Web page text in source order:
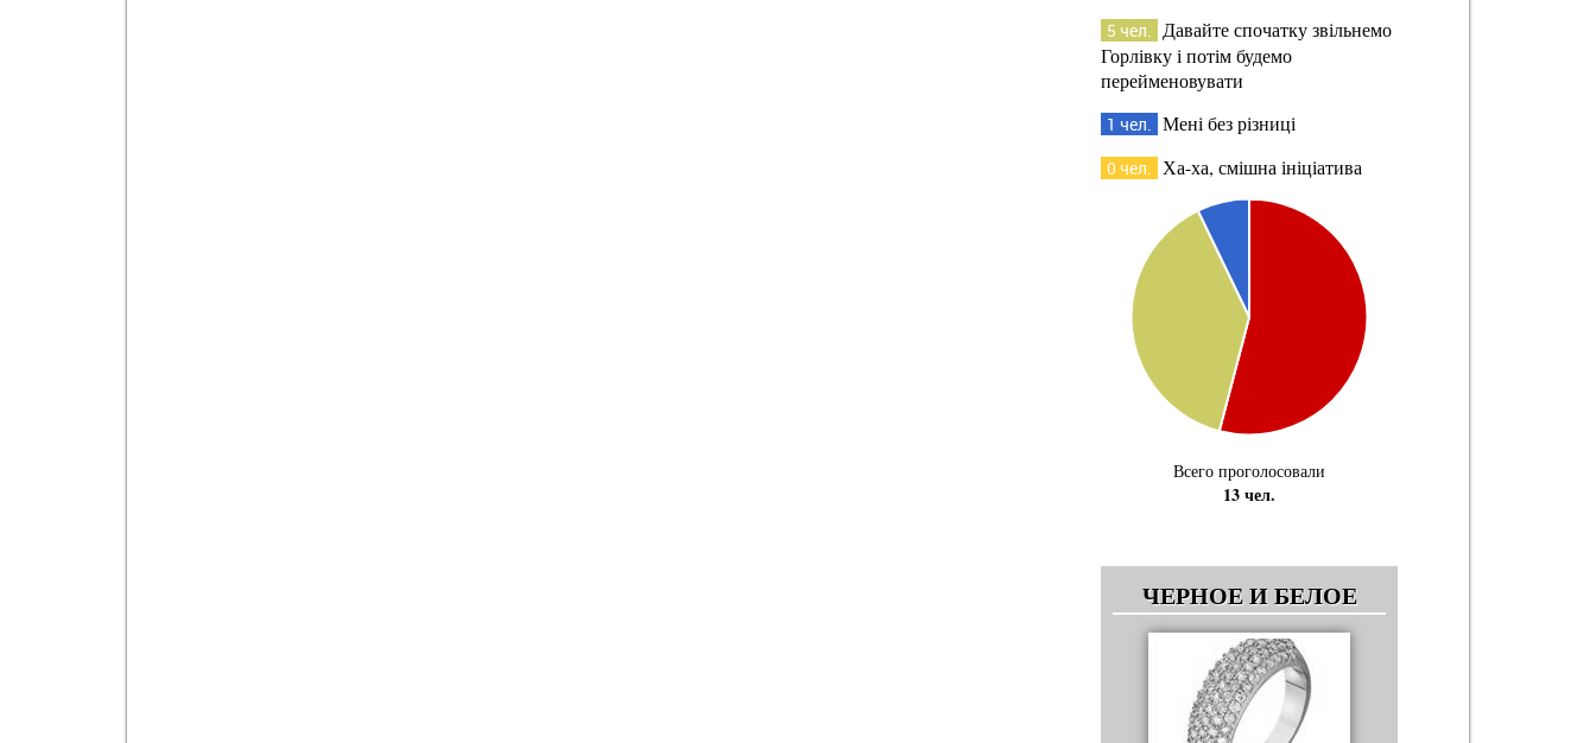
5 чел. Давайте спочатку звільнемо
Горлівку і потім будемо
перейменовувати
1 чел. Мені без різниці
0 чел. Ха-ха, смішна ініціатива
Всего проголосовали
13 чел.
ЧЕРНОЕ И БЕЛОЕ